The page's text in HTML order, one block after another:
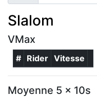
Slalom
VMax
# Rider Vitesse
Moyenne 5 x 10s